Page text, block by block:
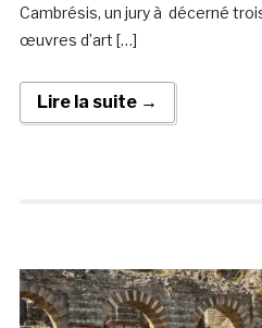
Cambrésis, un jury à décerné
œuvres d’art […]
Lire la suite →